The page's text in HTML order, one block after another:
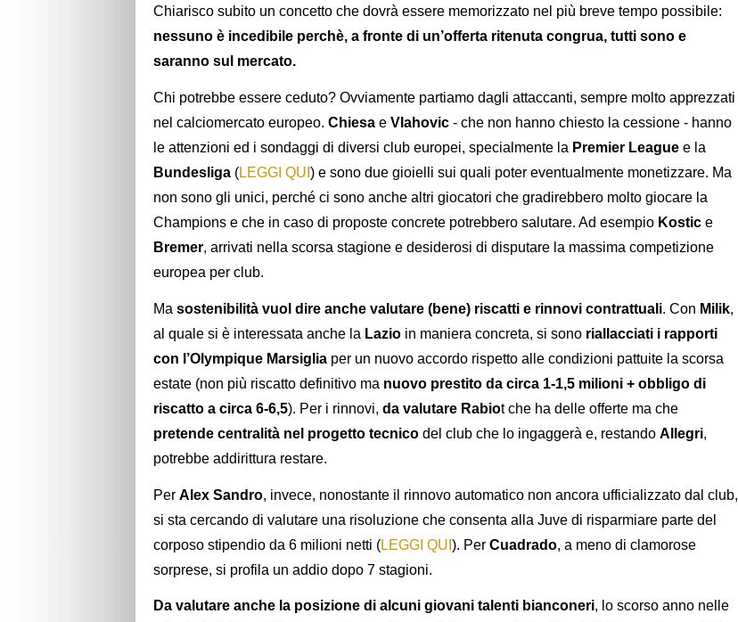
Chiarisco subito un concetto che dovrà essere memorizzato nel più breve tempo possibile:
nessuno è incedibile perchè, a fronte di un’offerta ritenuta congrua, tutti sono e
saranno sul mercato.
Chi potrebbe essere ceduto? Ovviamente partiamo dagli attaccanti, sempre molto apprezzati
nel calciomercato europeo. Chiesa e Vlahovic - che non hanno chiesto la cessione - hanno
le attenzioni ed i sondaggi di diversi club europei, specialmente la Premier League e la
Bundesliga (LEGGI QUI ) e sono due gioielli sui quali poter eventualmente monetizzare. Ma
non sono gli unici, perché ci sono anche altri giocatori che gradirebbero molto giocare la
Champions e che in caso di proposte concrete potrebbero salutare. Ad esempio Kostic e
Bremer, arrivati nella scorsa stagione e desiderosi di disputare la massima competizione
europea per club.
Ma sostenibilità vuol dire anche valutare (bene) riscatti e rinnovi contrattuali. Con Milik,
al quale si è interessata anche la Lazio in maniera concreta, si sono riallacciati i rapporti
con l’Olympique Marsiglia per un nuovo accordo rispetto alle condizioni pattuite la scorsa
estate (non più riscatto definitivo ma nuovo prestito da circa 1-1,5 milioni + obbligo di
riscatto a circa 6-6,5). Per i rinnovi, da valutare Rabiot che ha delle offerte ma che
pretende centralità nel progetto tecnico del club che lo ingaggerà e, restando Allegri,
potrebbe addirittura restare.
Per Alex Sandro, invece, nonostante il rinnovo automatico non ancora ufficializzato dal club,
si sta cercando di valutare una risoluzione che consenta alla Juve di risparmiare parte del
corposo stipendio da 6 milioni netti (LEGGI QUI ). Per Cuadrado, a meno di clamorose
sorprese, si profila un addio dopo 7 stagioni.
Da valutare anche la posizione di alcuni giovani talenti bianconeri, lo scorso anno nelle